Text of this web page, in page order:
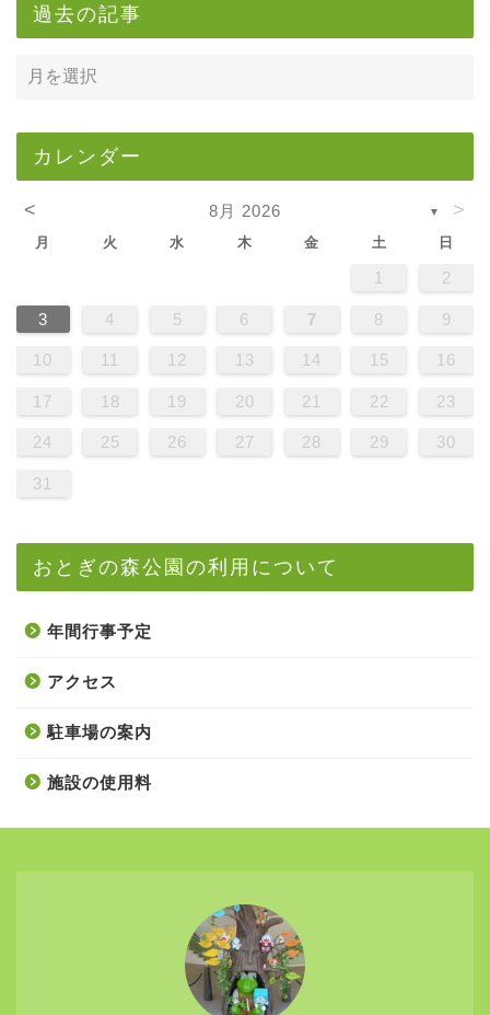
過去の記事
カレンダー
< 8月 2026 ▼ >
月 火 水 木 金 土 日
1 2
3 4 5 6 7 8 9
10 11 12 13 14 15 16
17 18 19 20 21 22 23
24 25 26 27 28 29 30
31
おとぎの森公園の利用について
年間行事予定
アクセス
駐車場の案内
施設の使用料